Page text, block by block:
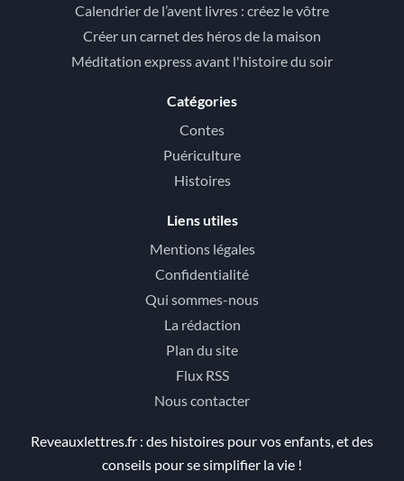
Calendrier de l’avent livres : créez le vôtre
Créer un carnet des héros de la maison
Méditation express avant l'histoire du soir
Catégories
Contes
Puériculture
Histoires
Liens utiles
Mentions légales
Confidentialité
Qui sommes-nous
La rédaction
Plan du site
Flux RSS
Nous contacter
Reveauxlettres.fr : des histoires pour vos enfants, et des
conseils pour se simplifier la vie !